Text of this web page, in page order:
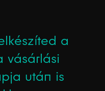
a
vásárlási
után is